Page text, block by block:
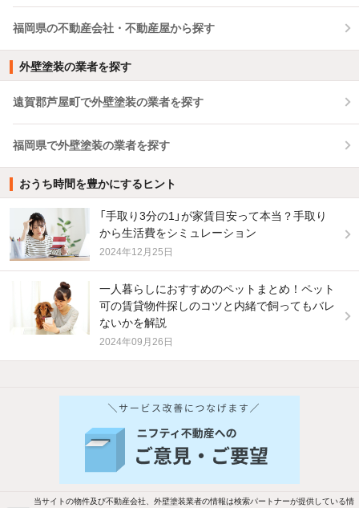
福岡県の不動産会社・不動産屋から探す
外壁塗装の業者を探す
遠賀郡芦屋町で外壁塗装の業者を探す
福岡県で外壁塗装の業者を探す
おうち時間を豊かにするヒント
「手取り3分の1」が家賃目安って本当？手取り
から生活費をシミュレーション
2024年12月25日
一人暮らしにおすすめのペットまとめ！ペット
可の賃貸物件探しのコツと内緒で飼ってもバレ
ないかを解説
2024年09月26日
他の人はこんな条件で絞り込んでいます！
バス・トイレ別 2階以上
新着物件メール通知
ご希望の条件の物件が見つかり次第、メ
当サイトの物件及び不動産会社、外壁塗装業者の情報は検索パートナーが提供している情